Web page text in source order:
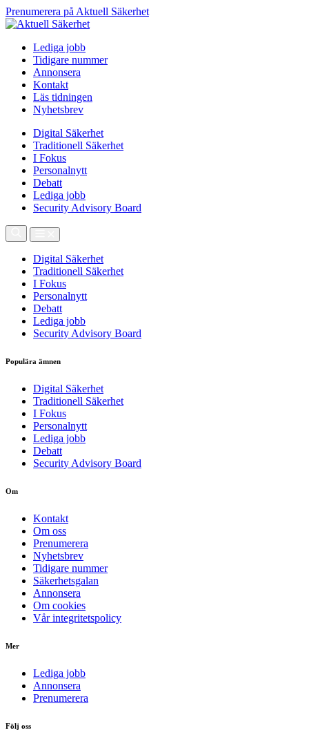
Prenumerera på Aktuell Säkerhet
Lediga jobb
Tidigare nummer
Annonsera
Kontakt
Läs tidningen
Nyhetsbrev
Digital Säkerhet
Traditionell Säkerhet
I Fokus
Personalnytt
Debatt
Lediga jobb
Security Advisory Board
Digital Säkerhet
Traditionell Säkerhet
I Fokus
Personalnytt
Debatt
Lediga jobb
Security Advisory Board
Populära ämnen
Digital Säkerhet
Traditionell Säkerhet
I Fokus
Personalnytt
Lediga jobb
Debatt
Security Advisory Board
Om
Kontakt
Om oss
Prenumerera
Nyhetsbrev
Tidigare nummer
Säkerhetsgalan
Annonsera
Om cookies
Vår integritetspolicy
Mer
Lediga jobb
Annonsera
Prenumerera
Följ oss